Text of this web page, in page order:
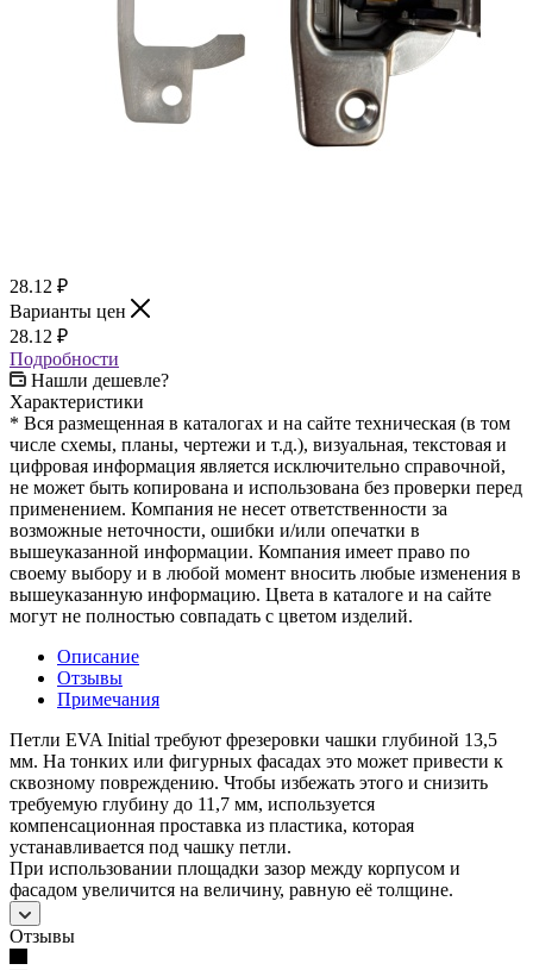
28.12 ₽
Варианты цен
28.12 ₽
Подробности
Нашли дешевле?
Характеристики
* Вся размещенная в каталогах и на сайте техническая (в том
числе схемы, планы, чертежи и т.д.), визуальная, текстовая и
цифровая информация является исключительно справочной,
не может быть копирована и использована без проверки перед
применением. Компания не несет ответственности за
возможные неточности, ошибки и/или опечатки в
вышеуказанной информации. Компания имеет право по
своему выбору и в любой момент вносить любые изменения в
вышеуказанную информацию. Цвета в каталоге и на сайте
могут не полностью совпадать с цветом изделий.
Описание
Отзывы
Примечания
Петли EVA Initial требуют фрезеровки чашки глубиной 13,5
мм. На тонких или фигурных фасадах это может привести к
сквозному повреждению. Чтобы избежать этого и снизить
требуемую глубину до 11,7 мм, используется
компенсационная проставка из пластика, которая
устанавливается под чашку петли.
При использовании площадки зазор между корпусом и
фасадом увеличится на величину, равную её толщине.
Отзывы